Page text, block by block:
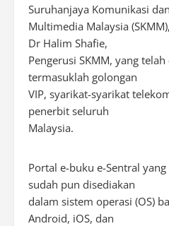
Suruhanjaya Komunikasi dan
Multimedia Malaysia
Dr Halim Shafie,
Pengerusi SKMM, yang
termasuklah golongan
VIP, syarikat-syarikat
penerbit seluruh
Malaysia.
Portal e-buku e-Sentral
sudah pun disediakan
dalam sistem operasi (OS)
Android, iOS, dan